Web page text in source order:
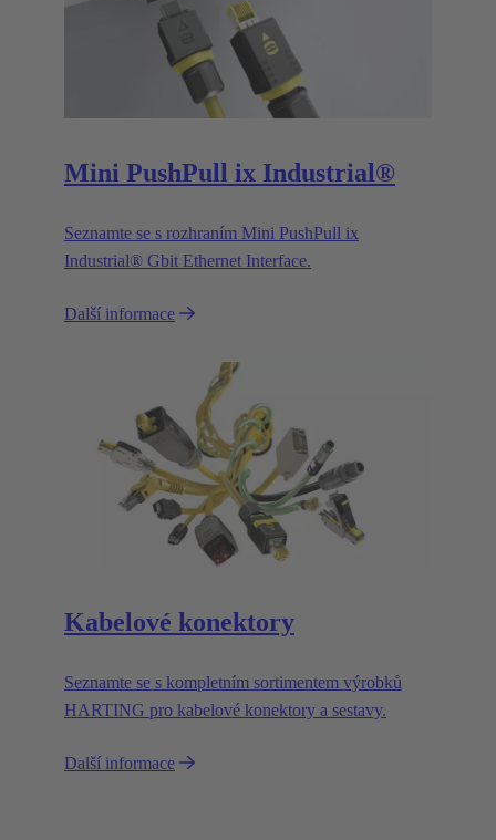
Mini PushPull ix Industrial®
Seznamte se s rozhraním Mini PushPull ix
Industrial® Gbit Ethernet Interface.
Další informace
Kabelové konektory
Seznamte se s kompletním sortimentem výrobků
HARTING pro kabelové konektory a sestavy.
Další informace